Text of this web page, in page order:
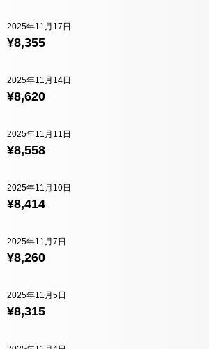
¥8,355
2025年11月17日
¥8,620
2025年11月14日
¥8,558
2025年11月11日
¥8,414
2025年11月10日
¥8,260
2025年11月7日
¥8,315
2025年11月5日